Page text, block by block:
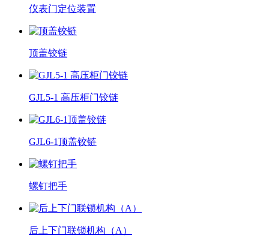
仪表门定位装置
顶盖铰链
GJL5-1 高压柜门铰链
GJL6-1顶盖铰链
螺钉把手
后上下门联锁机构（A）